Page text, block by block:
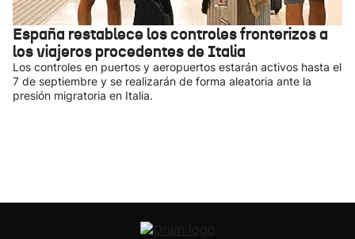
España restablece los controles fronterizos a
los viajeros procedentes de Italia
Los controles en puertos y aeropuertos estarán activos hasta el
7 de septiembre y se realizarán de forma aleatoria ante la
presión migratoria en Italia.